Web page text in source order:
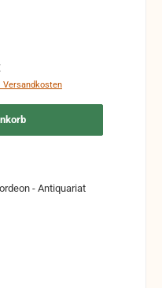
Preis:
Versandkosten